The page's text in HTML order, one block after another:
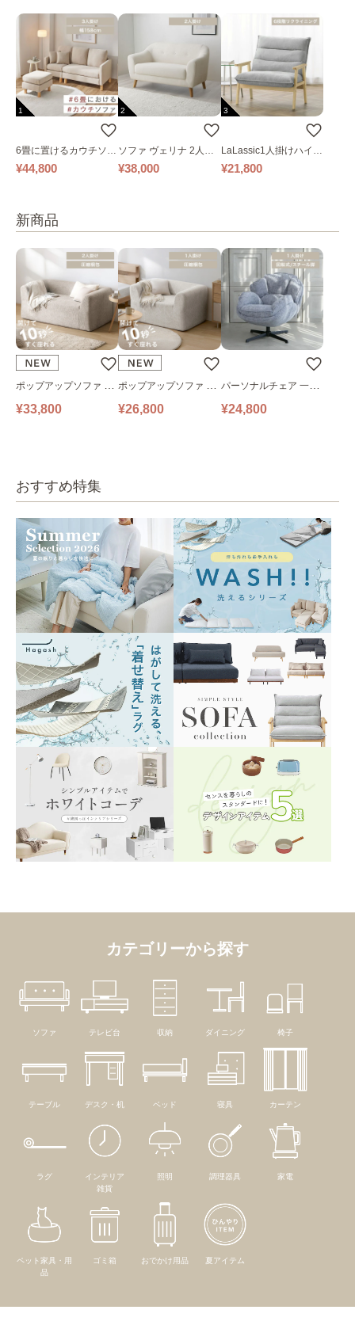
1
6畳に置けるカウチソフ
ァ｜ベージュ
¥44,800
2
ソファ ヴェリナ 2人掛
け
¥38,000
3
LaLassic1人掛けハイバ
ックソファ ワイド
¥21,800
新商品
ポップアップソファ ソ
ファ フロアソファ 幅14
¥33,800
ポップアップソファ ソ
ファ フロアソファ 幅10
¥26,800
パーソナルチェア 一人
掛けソファ O’HANA ソ
¥24,800
おすすめ特集
カテゴリーから探す
ソファ テレビ台 収納 ダイニング 椅子
テーブル デスク・机 ベッド 寝具 カーテン
ラグ
インテリア
雑貨
照明 調理器具 家電
ペット家具・用
品
ゴミ箱 おでかけ用品 夏アイテム